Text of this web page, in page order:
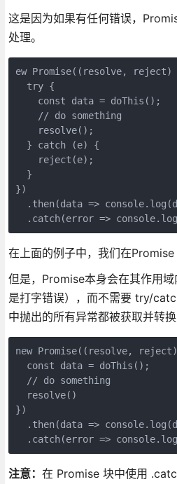
这是因为如果有任何错误，
处理。
ew Promise((resolve, reject)
  try {
    const data = doThis();
    // do something
    resolve();
  } catch (e) {
    reject(e);
  }
})
.then(data =>
.catch(error =>
在上面的例子中，我们在
但是，Promise本身会在其作用
是打字错误），而不需要 try/
中抛出的所有异常都被获取并转
new Promise((resolve,
  const data = doThis();
  // do something
  resolve()
})
.then(data =>
.catch(error =>
注意： 在 Promise 块中使用